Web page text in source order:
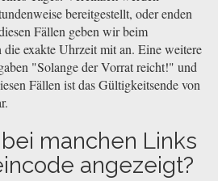
bereitgestellt, oder enden
Fällen geben wir beim
exakte Uhrzeit mit an. Eine weitere
"Solange der Vorrat reicht!" und
Fällen ist das Gültigkeitsende von
manchen Links
angezeigt?